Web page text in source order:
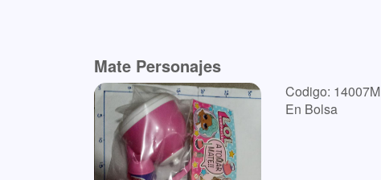
Mate Personajes
Codigo: 14007M
En Bolsa